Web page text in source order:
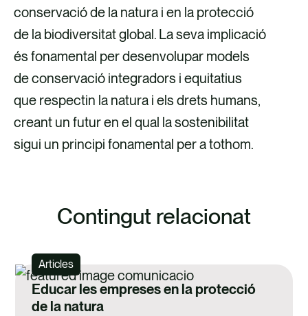
conservació de la natura i en la protecció
de la biodiversitat global. La seva implicació
és fonamental per desenvolupar models
de conservació integradors i equitatius
que respectin la natura i els drets humans,
creant un futur en el qual la sostenibilitat
sigui un principi fonamental per a tothom.
Contingut relacionat
Articles
Educar les empreses en la protecció
de la natura